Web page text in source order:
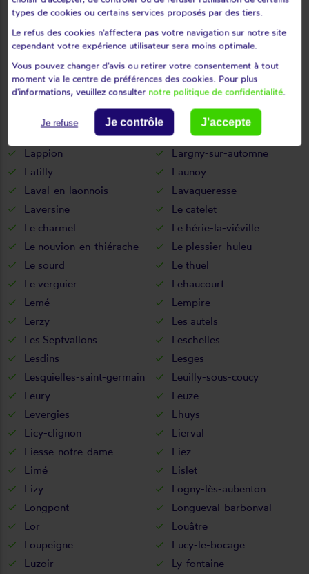
La vallée-au-blé
La vallée-mulâtre
La ville-aux-bois-lès-dizy
La ville-aux-bois-lès-pontavert
Laigny
Lanchy
Landicourt
Landifay-et-bertaignemont
Landouzy-la-cour
Landouzy-la-ville
Landricourt
Laon
Lappion
Largny-sur-automne
Latilly
Launoy
Laval-en-laonnois
Lavaqueresse
Laversine
Le catelet
Le charmel
Le hérie-la-viéville
Le nouvion-en-thiérache
Le plessier-huleu
Le sourd
Le thuel
Le verguier
Lehaucourt
Lemé
Lempire
Lerzy
Les autels
Les Septvallons
Leschelles
Lesdins
Lesges
Lesquielles-saint-germain
Leuilly-sous-coucy
Leury
Leuze
Levergies
Lhuys
Licy-clignon
Lierval
Liesse-notre-dame
Liez
Limé
Lislet
Lizy
Logny-lès-aubenton
Longpont
Longueval-barbonval
Lor
Louâtre
Loupeigne
Lucy-le-bocage
Luzoir
Ly-fontaine
types de cookies ou certains services proposés par des tiers.
Le refus des cookies n'affectera pas votre navigation sur notre site
cependant votre expérience utilisateur sera moins optimale.
Vous pouvez changer d'avis ou retirer votre consentement à tout
moment via le centre de préférences des cookies. Pour plus
d'informations, veuillez consulter notre politique de confidentialité.
Je refuse Je contrôle J'accepte